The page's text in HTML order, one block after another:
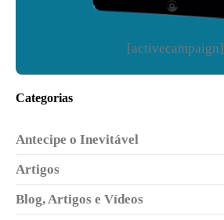
[activecampaign]
Categorias
Antecipe o Inevitável
Artigos
Blog, Artigos e Vídeos